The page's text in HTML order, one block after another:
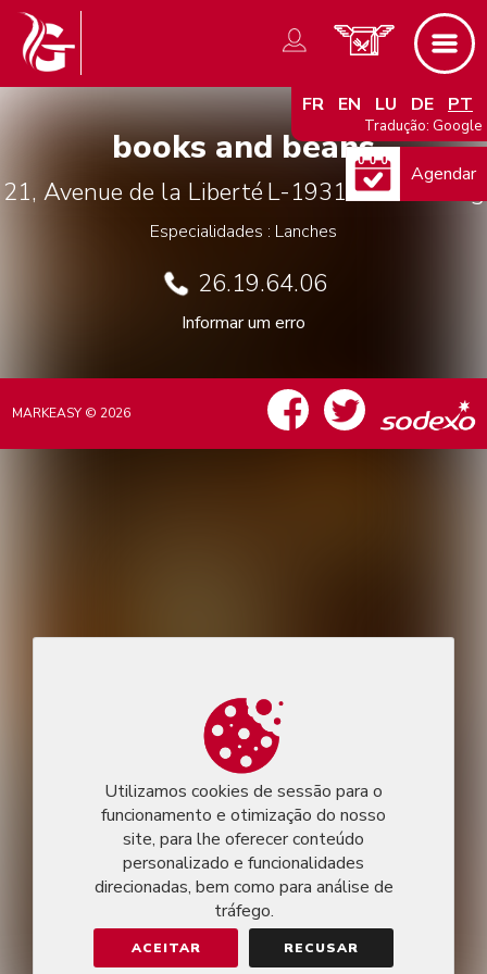
FR EN LU DE PT
Tradução: Google
books and beans
21, Avenue de la Liberté L-1931 Luxembourg
Especialidades : Lanches
26.19.64.06
Informar um erro
Agendar
Utilizamos cookies de sessão para o
funcionamento e otimização do nosso
site, para lhe oferecer conteúdo
personalizado e funcionalidades
direcionadas, bem como para análise de
tráfego.
ACEITAR RECUSAR
MARKEASY © 2026